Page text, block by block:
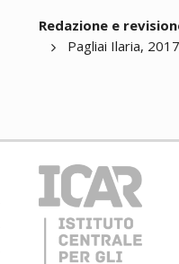
Redazione e
Pagliai Ilaria,